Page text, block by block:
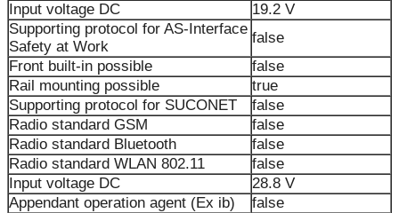
Input voltage DC
19.2 V
Supporting protocol for AS-Interface
Safety at Work
false
Front built-in possible
false
Rail mounting possible
true
Supporting protocol for SUCONET
false
Radio standard GSM
false
Radio standard Bluetooth
false
Radio standard WLAN 802.11
false
Input voltage DC
28.8 V
Appendant operation agent (Ex ib)
false